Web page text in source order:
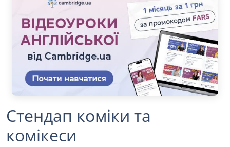
Стендап коміки та
комікеси